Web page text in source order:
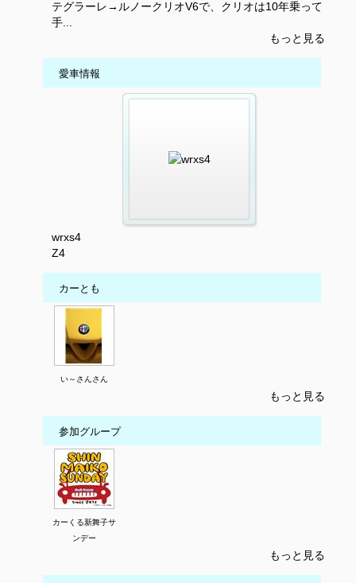
テグラーレ→ルノークリオV6で、クリオは10年乗って
手...
もっと見る
愛車情報
wrxs4
Z4
カーとも
い～さんさん
もっと見る
参加グループ
カーくる新舞子サ
ンデー
もっと見る